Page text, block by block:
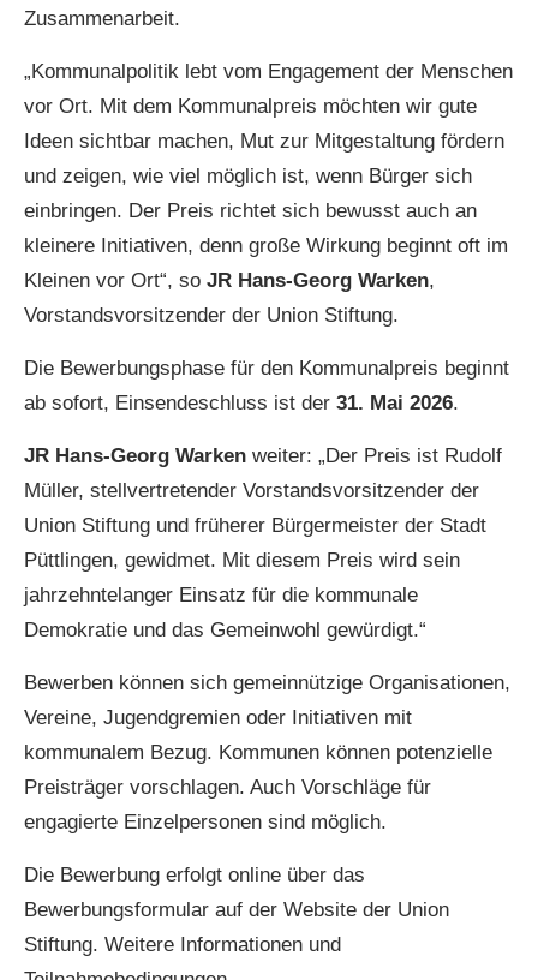
Zusammenarbeit.
„Kommunalpolitik lebt vom Engagement der Menschen
vor Ort. Mit dem Kommunalpreis möchten wir gute
Ideen sichtbar machen, Mut zur Mitgestaltung fördern
und zeigen, wie viel möglich ist, wenn Bürger sich
einbringen. Der Preis richtet sich bewusst auch an
kleinere Initiativen, denn große Wirkung beginnt oft im
Kleinen vor Ort“, so JR Hans-Georg Warken,
Vorstandsvorsitzender der Union Stiftung.
Die Bewerbungsphase für den Kommunalpreis beginnt
ab sofort, Einsendeschluss ist der 31. Mai 2026.
JR Hans-Georg Warken weiter: „Der Preis ist Rudolf
Müller, stellvertretender Vorstandsvorsitzender der
Union Stiftung und früherer Bürgermeister der Stadt
Püttlingen, gewidmet. Mit diesem Preis wird sein
jahrzehntelanger Einsatz für die kommunale
Demokratie und das Gemeinwohl gewürdigt.“
Bewerben können sich gemeinnützige Organisationen,
Vereine, Jugendgremien oder Initiativen mit
kommunalem Bezug. Kommunen können potenzielle
Preisträger vorschlagen. Auch Vorschläge für
engagierte Einzelpersonen sind möglich.
Die Bewerbung erfolgt online über das
Bewerbungsformular auf der Website der Union
Stiftung. Weitere Informationen und